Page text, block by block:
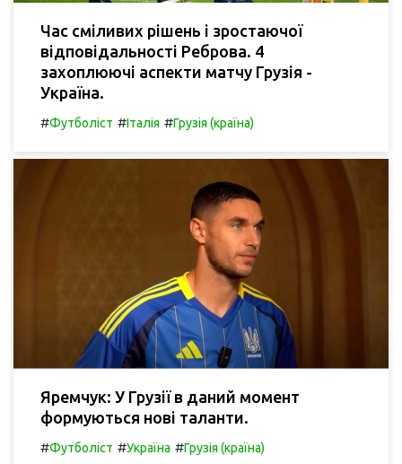
Час сміливих рішень і зростаючої
відповідальності Реброва. 4
захоплюючі аспекти матчу Грузія -
Україна.
#Футболіст #Італія #Грузія (країна)
Яремчук: У Грузії в даний момент
формуються нові таланти.
#Футболіст #Україна #Грузія (країна)